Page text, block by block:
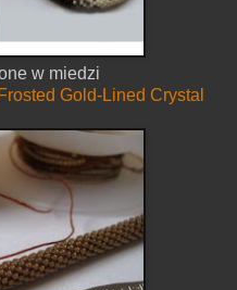
w miedzi
Gold-Lined Crystal